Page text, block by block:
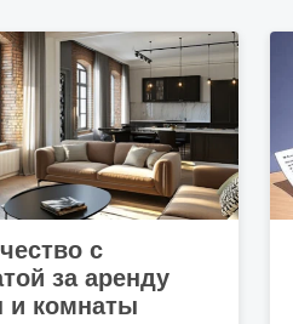
с
за аренду
и комнаты